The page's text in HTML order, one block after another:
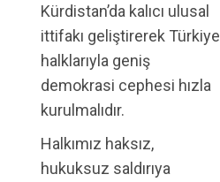
Kürdistan’da kalıcı ulusal
ittifakı geliştirerek Türkiye
halklarıyla geniş
demokrasi cephesi hızla
kurulmalıdır.
Halkımız haksız,
hukuksuz saldırıya